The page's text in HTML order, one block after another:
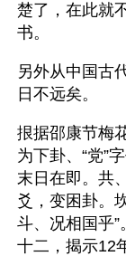
楚了，在此就
书。
另外从中国古
日不远矣。
拫据邵康节梅
为下卦、“党”
末日在即。共
爻，变困卦。
斗、况相国乎”
十二，揭示12